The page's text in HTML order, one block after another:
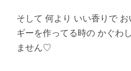
そして 何より いい香りで
ギーを作ってる時の かぐわ
ません♡